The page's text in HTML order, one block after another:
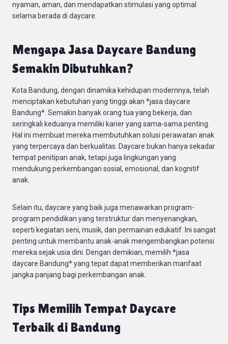
nyaman, aman, dan mendapatkan stimulasi yang optimal
selama berada di daycare.
Mengapa Jasa Daycare Bandung
Semakin Dibutuhkan?
Kota Bandung, dengan dinamika kehidupan modernnya, telah
menciptakan kebutuhan yang tinggi akan *jasa daycare
Bandung*. Semakin banyak orang tua yang bekerja, dan
seringkali keduanya memiliki karier yang sama-sama penting.
Hal ini membuat mereka membutuhkan solusi perawatan anak
yang terpercaya dan berkualitas. Daycare bukan hanya sekadar
tempat penitipan anak, tetapi juga lingkungan yang
mendukung perkembangan sosial, emosional, dan kognitif
anak.
Selain itu, daycare yang baik juga menawarkan program-
program pendidikan yang terstruktur dan menyenangkan,
seperti kegiatan seni, musik, dan permainan edukatif. Ini sangat
penting untuk membantu anak-anak mengembangkan potensi
mereka sejak usia dini. Dengan demikian, memilih *jasa
daycare Bandung* yang tepat dapat memberikan manfaat
jangka panjang bagi perkembangan anak.
Tips Memilih Tempat Daycare
Terbaik di Bandung